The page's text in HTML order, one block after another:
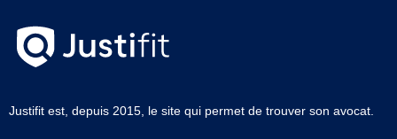
Justifit est, depuis 2015, le site qui permet de trouver son avocat.